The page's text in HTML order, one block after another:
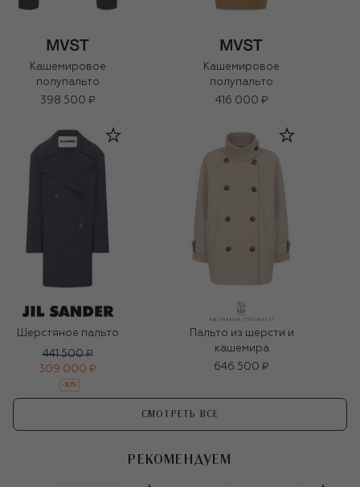
Кашемировое
полупальто
398 500 ₽
Кашемировое
полупальто
416 000 ₽
Шерстяное пальто
441 500 ₽
309 000 ₽
-30%
Пальто из шерсти и
кашемира
646 500 ₽
СМОТРЕТЬ ВСЕ
РЕКОМЕНДУЕМ